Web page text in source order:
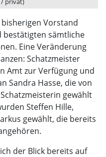
Vorstand
sämtliche
Eine Veränderung
Schatzmeister
Amt zur Verfügung und
Sandra Hasse, die von
gewählt
Steffen Hille,
gewählt, die bereits
der Blick bereits auf